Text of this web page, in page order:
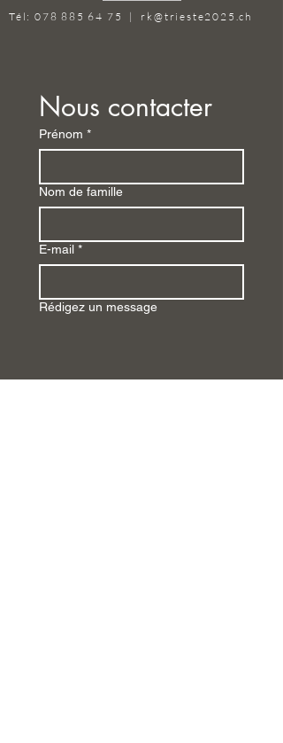
Tél: 078 885 64 75 | rk@trieste2025.ch
Nous contacter
Prénom *
Nom de famille
E-mail *
Rédigez un message